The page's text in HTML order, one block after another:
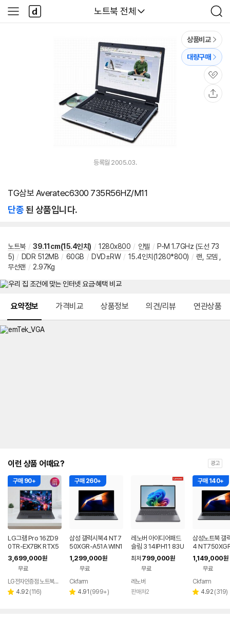
다나와
노트북 전체
검
색
사
이
다
나
와
상품비교
대량구매
관
심
등록월 2005.03.
TG삼보 Averatec6300 735R56HZ/M11
단종된 상품입니다.
노트북 / 39.11cm(15.4인치) / 1280x800 / 인텔 / P-M 1.7GHz (도선 73
5) / DDR 512MB / 60GB / DVD±RW / 15.4인치(1280*800) / 랜, 모뎀 ,
무선랜 / 2.97Kg
요약정보 가격비교 상품정보 의견/리뷰 연관상품
이런 상품 어때요? 광고
구매 90+
LG그램 Pro 16ZD9
0TR-EX7BK RTX5
050 32GB 디자인 노
트북
3,699,000원
무료
LG전자인증점 노트북랜드
별 4.92 리
(116)
구매 260+
삼성 갤럭시북4 NT7
50XGR-A51A WIN1
1 FPP(버젼UP설치)
업무용 학생용 사무용
노트북 문스톤그레이
1,299,000원
무료
페이
Ckfarm
별 4.91 리
(999+)
레노버 아이디어패드
슬림 3 14IPH11 83U
Q005LKR 8GB
최저 799,000원
무료
레노버
판매처2
구매 140+
삼성노트북 갤
4
3세대 16G
무용 업무용 학
성비 노트북
1,149,000원
무료
페이
Ckfarm
별 4.92 리
(319)